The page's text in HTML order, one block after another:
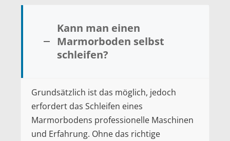
Kann man einen
Marmorboden selbst
schleifen?
Grundsätzlich ist das möglich, jedoch
erfordert das Schleifen eines
Marmorbodens professionelle Maschinen
und Erfahrung. Ohne das richtige